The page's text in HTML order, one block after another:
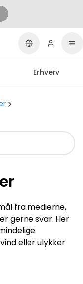
Erhverv
fra medierne,
gerne svar. Her
eller ulykker